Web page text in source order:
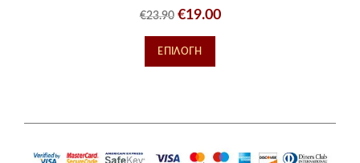
€23.90 Original
price
was:
€19.00Η
ΕΠΙΛΟΓΉ
Οι